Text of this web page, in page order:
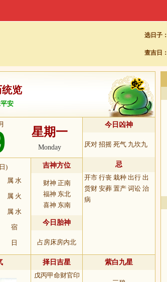
选日子：
查吉日：
览
安
星期一
Monday
今日凶神
厌对 招摇 死气 九坎九
忌
开市 行丧 栽种 出行 出
货财 安葬 置产 词讼 治
病
)
属 水
属 火
属 水
宿
日
吉神方位
财神 正南
福神 东北
喜神 东南
今日胎神
占房床房内北
择日吉星
戊丙甲命财官印
紫白九星